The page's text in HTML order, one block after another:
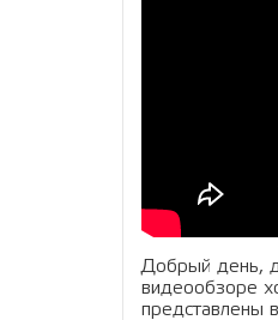
Добрый день,
видеообзоре
представлены